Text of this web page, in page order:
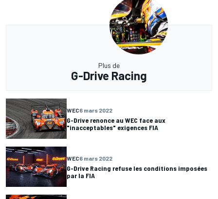
Plus de
G-Drive Racing
WEC6 mars 2022
G-Drive renonce au WEC face aux
"inacceptables" exigences FIA
WEC6 mars 2022
G-Drive Racing refuse les conditions imposées
par la FIA